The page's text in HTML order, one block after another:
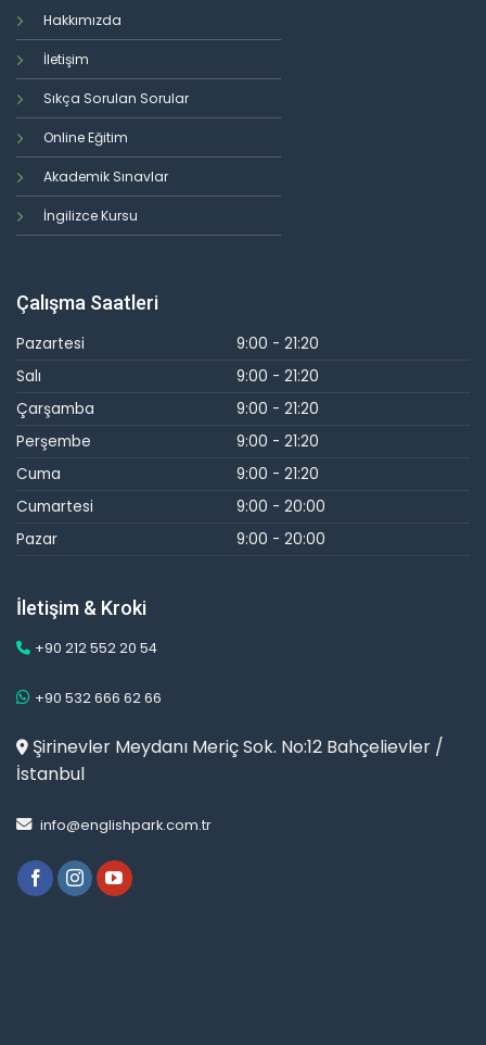
Hakkımızda
İletişim
Sıkça Sorulan Sorular
Online Eğitim
Akademik Sınavlar
İngilizce Kursu
Çalışma Saatleri
Pazartesi
9:00 - 21:20
Salı
9:00 - 21:20
Çarşamba
9:00 - 21:20
Perşembe
9:00 - 21:20
Cuma
9:00 - 21:20
Cumartesi
9:00 - 20:00
Pazar
9:00 - 20:00
İletişim & Kroki
+90 212 552 20 54
+90 532 666 62 66
Şirinevler Meydanı Meriç Sok. No:12 Bahçelievler /
İstanbul
info@englishpark.com.tr